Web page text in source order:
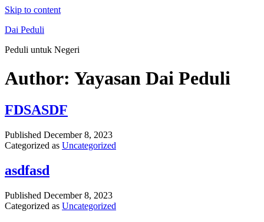
Skip to content
Dai Peduli
Peduli untuk Negeri
Author: Yayasan Dai Peduli
FDSASDF
Published December 8, 2023
Categorized as Uncategorized
asdfasd
Published December 8, 2023
Categorized as Uncategorized